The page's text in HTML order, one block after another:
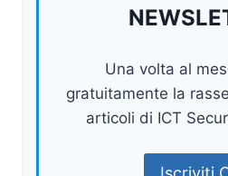
Una volta al
gratuitamente la
articoli di ICT